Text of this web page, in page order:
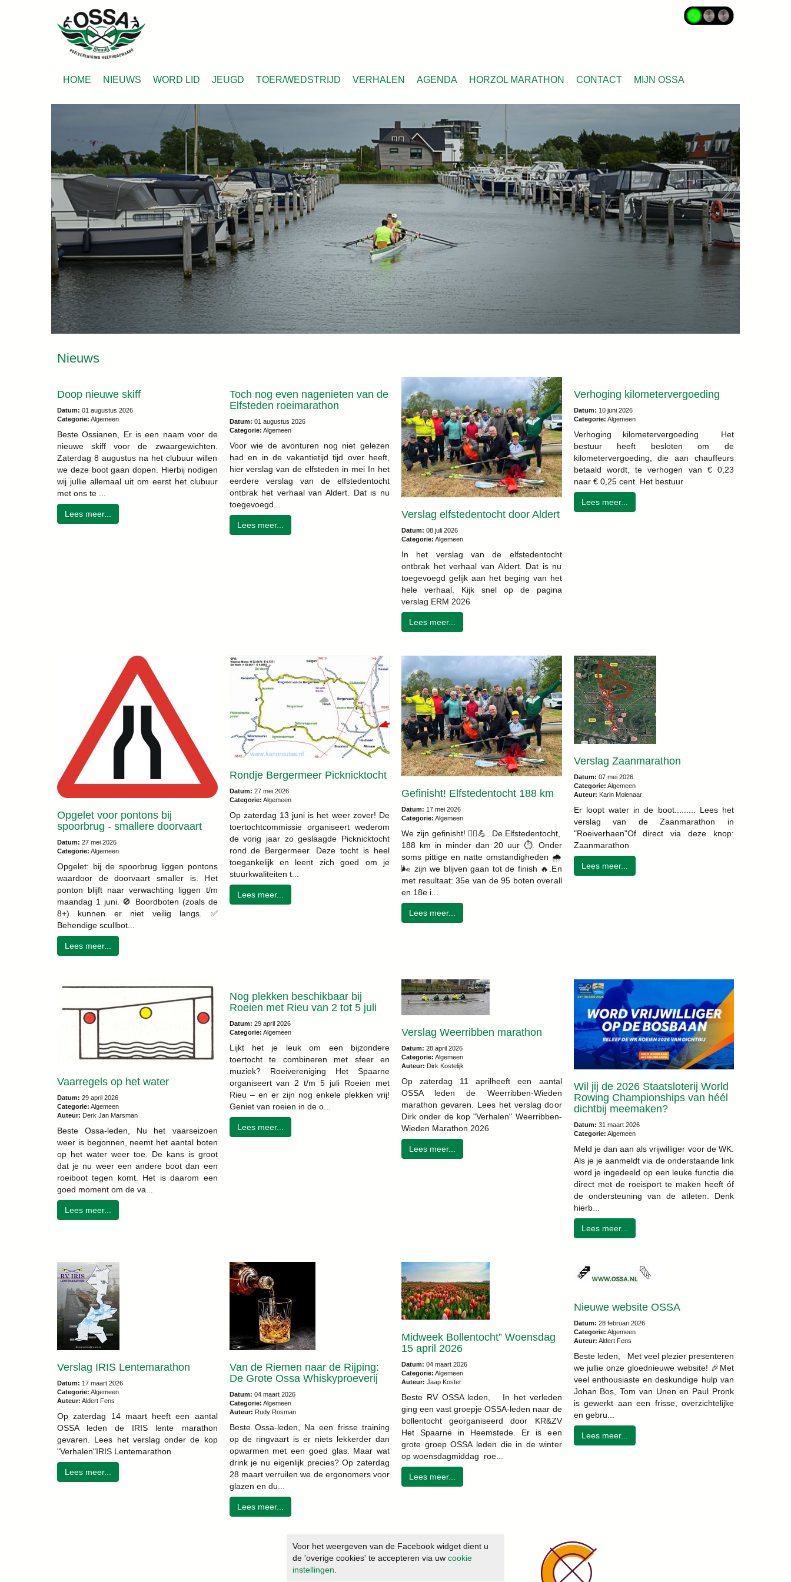
HOME NIEUWS WORD LID JEUGD TOER/WEDSTRIJD VERHALEN AGENDA HORZOL MARATHON CONTACT MIJN OSSA
Nieuws
Doop nieuwe skiff
Datum: 01 augustus 2026
Categorie: Algemeen
Beste Ossianen, Er is een naam voor de
nieuwe skiff voor de zwaargewichten.
Zaterdag 8 augustus na het clubuur willen
we deze boot gaan dopen. Hierbij nodigen
wij jullie allemaal uit om eerst het clubuur
met ons te ...
Lees meer...
Toch nog even nagenieten van de
Elfsteden roeimarathon
Datum: 01 augustus 2026
Categorie: Algemeen
Voor wie de avonturen nog niet gelezen
had en in de vakantietijd tijd over heeft,
hier verslag van de elfsteden in mei In het
eerdere verslag van de elfstedentocht
ontbrak het verhaal van Aldert. Dat is nu
toegevoegd...
Lees meer...
Verslag elfstedentocht door Aldert
Datum: 08 juli 2026
Categorie: Algemeen
In het verslag van de elfstedentocht
ontbrak het verhaal van Aldert. Dat is nu
toegevoegd gelijk aan het beging van het
hele verhaal. Kijk snel op de pagina
verslag ERM 2026
Lees meer...
Verhoging kilometervergoeding
Datum: 10 juni 2026
Categorie: Algemeen
Verhoging kilometervergoeding Het
bestuur heeft besloten om de
kilometervergoeding, die aan chauffeurs
betaald wordt, te verhogen van € 0,23
naar € 0,25 cent. Het bestuur
Lees meer...
Opgelet voor pontons bij
spoorbrug - smallere doorvaart
Datum: 27 mei 2026
Categorie: Algemeen
Opgelet: bij de spoorbrug liggen pontons
waardoor de doorvaart smaller is. Het
ponton blijft naar verwachting liggen t/m
maandag 1 juni. 🚫 Boordboten (zoals de
8+) kunnen er niet veilig langs. ✅
Behendige scullbot...
Lees meer...
Rondje Bergermeer Picknicktocht
Datum: 27 mei 2026
Categorie: Algemeen
Op zaterdag 13 juni is het weer zover! De
toertochtcommissie organiseert wederom
de vorig jaar zo geslaagde Picknicktocht
rond de Bergermeer. Deze tocht is heel
toegankelijk en leent zich goed om je
stuurkwaliteiten t...
Lees meer...
Gefinisht! Elfstedentocht 188 km
Datum: 17 mei 2026
Categorie: Algemeen
We zijn gefinisht! 🚣‍♂️💪. De Elfstedentocht,
188 km in minder dan 20 uur ⏱️. Onder
soms pittige en natte omstandigheden 🌧️
🌬️ zijn we blijven gaan tot de finish 🔥.En
met resultaat: 35e van de 95 boten overall
en 18e i...
Lees meer...
Verslag Zaanmarathon
Datum: 07 mei 2026
Categorie: Algemeen
Auteur: Karin Molenaar
Er loopt water in de boot......... Lees het
verslag van de Zaanmarathon in
"Roeiverhaen"Of direct via deze knop:
Zaanmarathon
Lees meer...
Vaarregels op het water
Datum: 29 april 2026
Categorie: Algemeen
Auteur: Derk Jan Marsman
Beste Ossa-leden, Nu het vaarseizoen
weer is begonnen, neemt het aantal boten
op het water weer toe. De kans is groot
dat je nu weer een andere boot dan een
roeiboot tegen komt. Het is daarom een
goed moment om de va...
Lees meer...
Nog plekken beschikbaar bij
Roeien met Rieu van 2 tot 5 juli
Datum: 29 april 2026
Categorie: Algemeen
Lijkt het je leuk om een bijzondere
toertocht te combineren met sfeer en
muziek? Roeivereniging Het Spaarne
organiseert van 2 t/m 5 juli Roeien met
Rieu – en er zijn nog enkele plekken vrij!
Geniet van roeien in de o...
Lees meer...
Verslag Weerribben marathon
Datum: 28 april 2026
Categorie: Algemeen
Auteur: Dirk Kostelijk
Op zaterdag 11 aprilheeft een aantal
OSSA leden de Weerribben-Wieden
marathon gevaren. Lees het verslag door
Dirk onder de kop "Verhalen" Weerribben-
Wieden Marathon 2026
Lees meer...
Wil jij de 2026 Staatsloterij World
Rowing Championships van héél
dichtbij meemaken?
Datum: 31 maart 2026
Categorie: Algemeen
Meld je dan aan als vrijwilliger voor de WK.
Als je je aanmeldt via de onderstaande link
word je ingedeeld op een leuke functie die
direct met de roeisport te maken heeft óf
de ondersteuning van de atleten. Denk
hierb...
Lees meer...
Verslag IRIS Lentemarathon
Datum: 17 maart 2026
Categorie: Algemeen
Auteur: Aldert Fens
Op zaterdag 14 maart heeft een aantal
OSSA leden de IRIS lente marathon
gevaren. Lees het verslag onder de kop
"Verhalen"IRIS Lentemarathon
Lees meer...
Van de Riemen naar de Rijping:
De Grote Ossa Whiskyproeverij
Datum: 04 maart 2026
Categorie: Algemeen
Auteur: Rudy Rosman
Beste Ossa-leden, Na een frisse training
op de ringvaart is er niets lekkerder dan
opwarmen met een goed glas. Maar wat
drink je nu eigenlijk precies? Op zaterdag
28 maart verruilen we de ergonomers voor
glazen en du...
Lees meer...
Midweek Bollentocht” Woensdag
15 april 2026
Datum: 04 maart 2026
Categorie: Algemeen
Auteur: Jaap Koster
Beste RV OSSA leden, In het verleden
ging een vast groepje OSSA-leden naar de
bollentocht georganiseerd door KR&ZV
Het Spaarne in Heemstede. Er is een
grote groep OSSA leden die in de winter
op woensdagmiddag roe...
Lees meer...
Nieuwe website OSSA
Datum: 28 februari 2026
Categorie: Algemeen
Auteur: Aldert Fens
Beste leden, Met veel plezier presenteren
we jullie onze gloednieuwe website! 🎉Met
veel enthousiaste en deskundige hulp van
Johan Bos, Tom van Unen en Paul Pronk
is gewerkt aan een frisse, overzichtelijke
en gebru...
Lees meer...
Voor het weergeven van de Facebook widget dient u
de 'overige cookies' te accepteren via uw cookie
instellingen